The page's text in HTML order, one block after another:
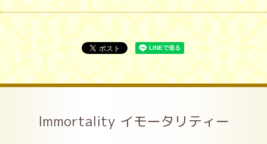
Immortality イモータリティー